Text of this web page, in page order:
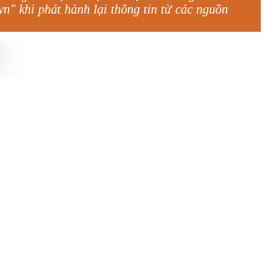
khi phát hành lại thông tin từ các nguồn